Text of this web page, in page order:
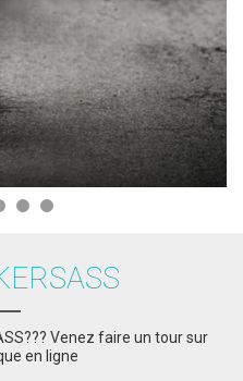
Venez faire un tour sur
en ligne